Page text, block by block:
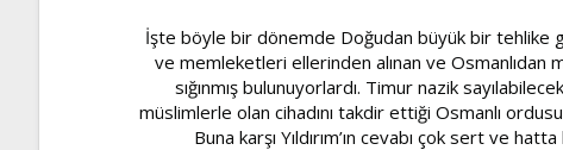
İşte böyle bir dönemde Doğudan büyük bir tehlike
ve memleketleri ellerinden alınan ve Osmanlıdan
sığınmış bulunuyorlardı. Timur nazik
müslimlerle olan cihadını takdir ettiği Osmanlı
Buna karşı Yıldırım’ın cevabı çok sert ve